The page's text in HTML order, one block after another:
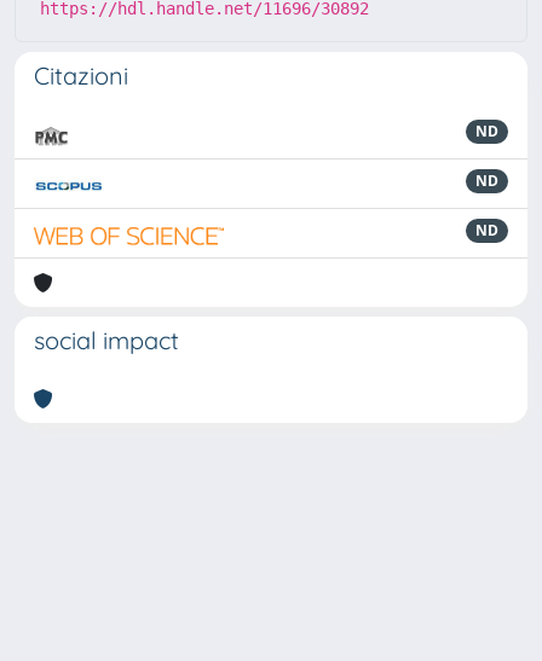
https://hdl.handle.net/11696/30892
Citazioni
ND
ND
ND
social impact